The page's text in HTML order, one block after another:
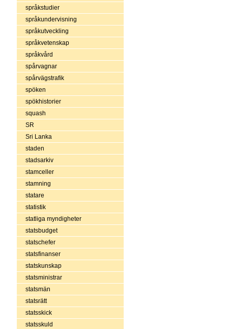
språkstudier
språkundervisning
språkutveckling
språkvetenskap
språkvård
spårvagnar
spårvägstrafik
spöken
spökhistorier
squash
SR
Sri Lanka
staden
stadsarkiv
stamceller
stamning
statare
statistik
statliga myndigheter
statsbudget
statschefer
statsfinanser
statskunskap
statsministrar
statsmän
statsrätt
statsskick
statsskuld